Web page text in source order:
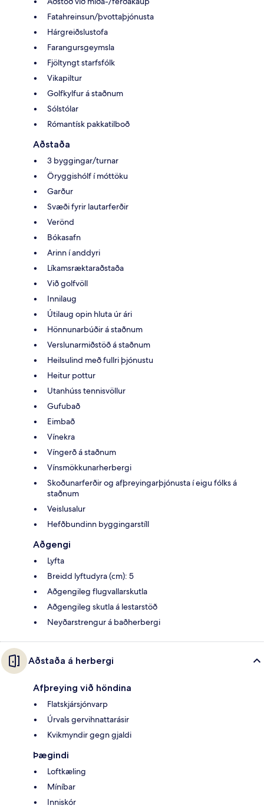
Fatahreinsun/þvottaþjónusta
Hárgreiðslustofa
Farangursgeymsla
Fjöltyngt starfsfólk
Vikapiltur
Golfkylfur á staðnum
Sólstólar
Rómantísk pakkatilboð
Aðstaða
3 byggingar/turnar
Öryggishólf í móttöku
Garður
Svæði fyrir lautarferðir
Verönd
Bókasafn
Arinn í anddyri
Líkamsræktaraðstaða
Við golfvöll
Innilaug
Útilaug opin hluta úr ári
Hönnunarbúðir á staðnum
Verslunarmiðstöð á staðnum
Heilsulind með fullri þjónustu
Heitur pottur
Utanhúss tennisvöllur
Gufubað
Eimbað
Vínekra
Víngerð á staðnum
Vínsmökkunarherbergi
Skoðunarferðir og afþreyingarþjónusta í eigu fólks á
staðnum
Veislusalur
Hefðbundinn byggingarstíll
Aðgengi
Lyfta
Breidd lyftudyra (cm): 5
Aðgengileg flugvallarskutla
Aðgengileg skutla á lestarstöð
Neyðarstrengur á baðherbergi
Aðstaða á herbergi
Afþreying við höndina
Flatskjársjónvarp
Úrvals gervihnattarásir
Kvikmyndir gegn gjaldi
Þægindi
Loftkæling
Míníbar
Inniskór